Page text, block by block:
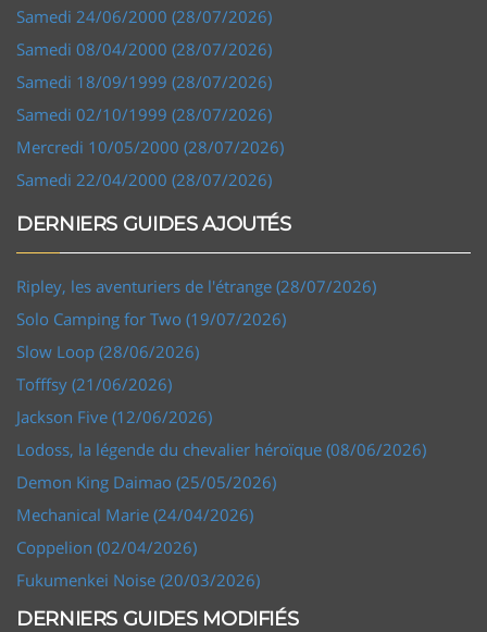
Samedi 24/06/2000 (28/07/2026)
Samedi 08/04/2000 (28/07/2026)
Samedi 18/09/1999 (28/07/2026)
Samedi 02/10/1999 (28/07/2026)
Mercredi 10/05/2000 (28/07/2026)
Samedi 22/04/2000 (28/07/2026)
DERNIERS GUIDES AJOUTÉS
Ripley, les aventuriers de l'étrange (28/07/2026)
Solo Camping for Two (19/07/2026)
Slow Loop (28/06/2026)
Tofffsy (21/06/2026)
Jackson Five (12/06/2026)
Lodoss, la légende du chevalier héroïque (08/06/2026)
Demon King Daimao (25/05/2026)
Mechanical Marie (24/04/2026)
Coppelion (02/04/2026)
Fukumenkei Noise (20/03/2026)
DERNIERS GUIDES MODIFIÉS